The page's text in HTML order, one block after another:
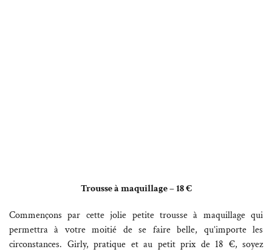
Trousse à maquillage – 18 €
Commençons par cette jolie petite trousse à maquillage qui
permettra à votre moitié de se faire belle, qu’importe les
circonstances. Girly, pratique et au petit prix de 18 €, soyez